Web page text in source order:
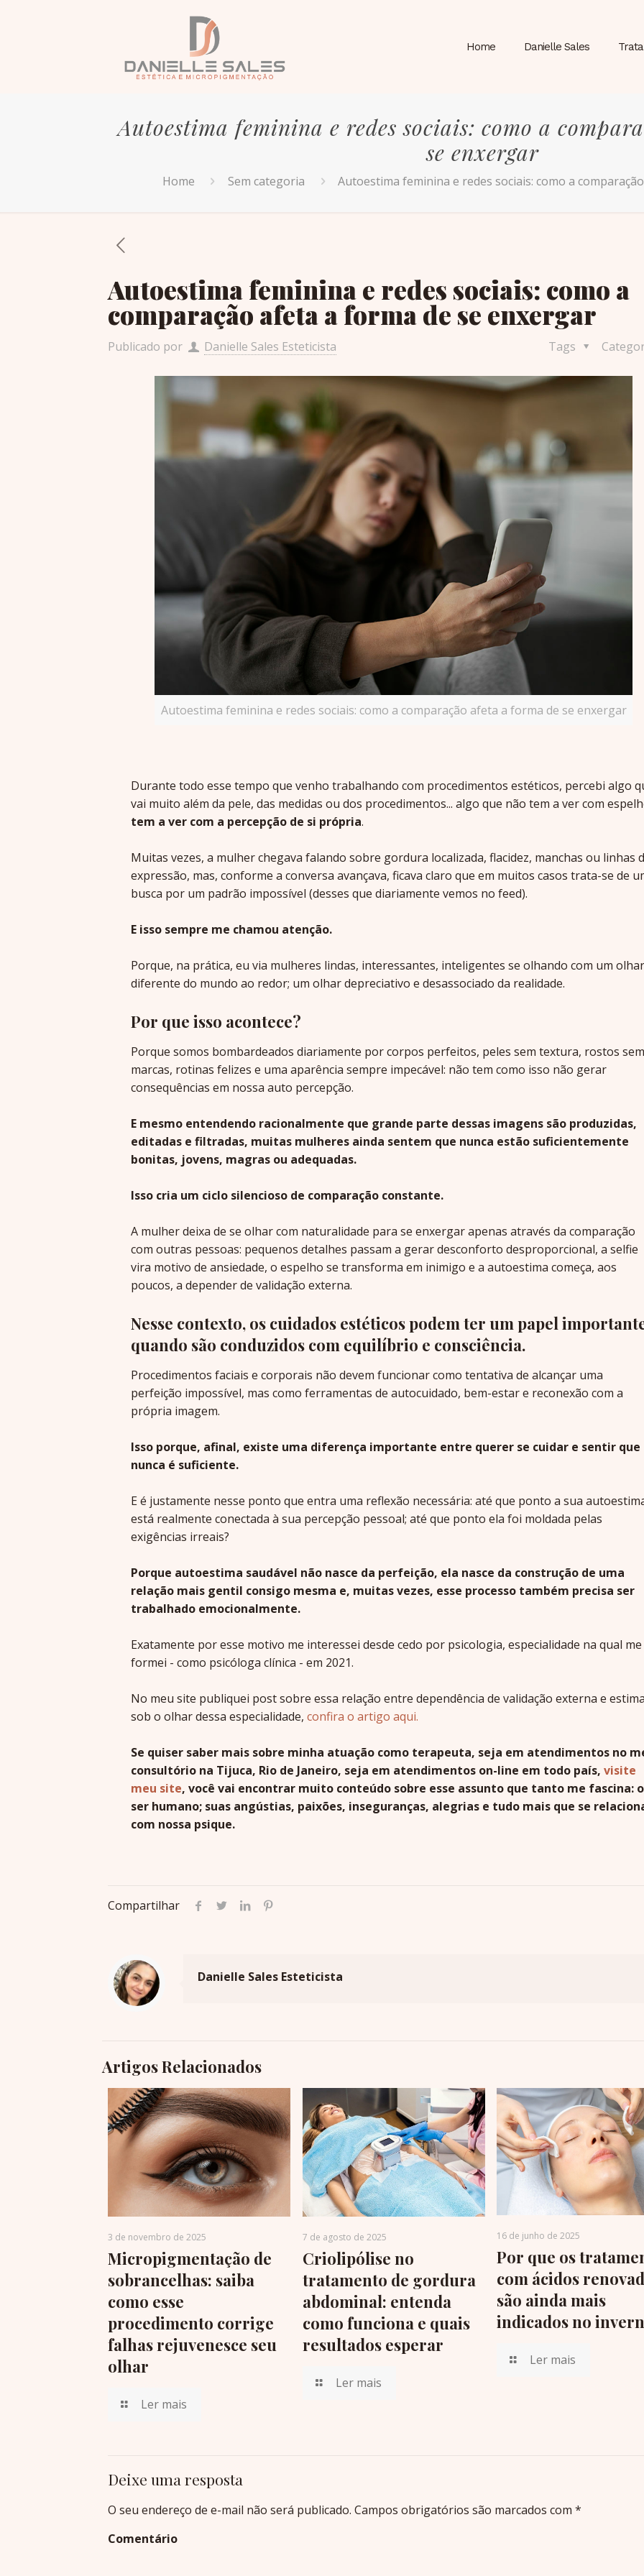
Home Danielle Sales
Autoestima feminina e redes sociais: como a
se enxergar
Home Sem categoria Autoestima feminina e redes sociais: como a
Autoestima feminina e redes sociais: como a
comparação afeta a forma de se enxergar
Publicado por Danielle Sales Esteticista Tags
Autoestima feminina e redes sociais: como a comparação afeta a forma de se enxergar
Durante todo esse tempo que venho trabalhando com procedimentos estéticos, percebi algo
vai muito além da pele, das medidas ou dos procedimentos... algo que não tem a ver com
tem a ver com a percepção de si própria.
Muitas vezes, a mulher chegava falando sobre gordura localizada, flacidez, manchas ou linhas
expressão, mas, conforme a conversa avançava, ficava claro que em muitos casos trata-se de
busca por um padrão impossível (desses que diariamente vemos no feed).
E isso sempre me chamou atenção.
Porque, na prática, eu via mulheres lindas, interessantes, inteligentes se olhando com um olhar
diferente do mundo ao redor; um olhar depreciativo e desassociado da realidade.
Por que isso acontece?
Porque somos bombardeados diariamente por corpos perfeitos, peles sem textura, rostos sem
marcas, rotinas felizes e uma aparência sempre impecável: não tem como isso não gerar
consequências em nossa auto percepção.
E mesmo entendendo racionalmente que grande parte dessas imagens são produzidas,
editadas e filtradas, muitas mulheres ainda sentem que nunca estão suficientemente
bonitas, jovens, magras ou adequadas.
Isso cria um ciclo silencioso de comparação constante.
A mulher deixa de se olhar com naturalidade para se enxergar apenas através da comparação
com outras pessoas: pequenos detalhes passam a gerar desconforto desproporcional, a selfie
vira motivo de ansiedade, o espelho se transforma em inimigo e a autoestima começa, aos
poucos, a depender de validação externa.
Nesse contexto, os cuidados estéticos podem ter um papel
quando são conduzidos com equilíbrio e consciência.
Procedimentos faciais e corporais não devem funcionar como tentativa de alcançar uma
perfeição impossível, mas como ferramentas de autocuidado, bem-estar e reconexão com a
própria imagem.
Isso porque, afinal, existe uma diferença importante entre querer se cuidar e sentir que
nunca é suficiente.
E é justamente nesse ponto que entra uma reflexão necessária: até que ponto a sua
está realmente conectada à sua percepção pessoal; até que ponto ela foi moldada pelas
exigências irreais?
Porque autoestima saudável não nasce da perfeição, ela nasce da construção de uma
relação mais gentil consigo mesma e, muitas vezes, esse processo também precisa ser
trabalhado emocionalmente.
Exatamente por esse motivo me interessei desde cedo por psicologia, especialidade na qual me
formei - como psicóloga clínica - em 2021.
No meu site publiquei post sobre essa relação entre dependência de validação externa e
sob o olhar dessa especialidade, confira o artigo aqui.
Se quiser saber mais sobre minha atuação como terapeuta, seja em atendimentos no
consultório na Tijuca, Rio de Janeiro, seja em atendimentos on-line em todo país, visite
meu site, você vai encontrar muito conteúdo sobre esse assunto que tanto me fascina: o
ser humano; suas angústias, paixões, inseguranças, alegrias e tudo mais que se
com nossa psique.
Compartilhar
Danielle Sales Esteticista
Artigos Relacionados
3 de novembro de 2025
Micropigmentação de
sobrancelhas: saiba
como esse
procedimento corrige
falhas rejuvenesce seu
olhar
Ler mais
7 de agosto de 2025
Criolipólise no
tratamento de gordura
abdominal: entenda
como funciona e quais
resultados esperar
Ler mais
16 de junho de 2025
Por que os
com ácidos
são ainda mais
indicados no
Ler mais
Deixe uma resposta
O seu endereço de e-mail não será publicado. Campos obrigatórios são marcados com*
Comentário